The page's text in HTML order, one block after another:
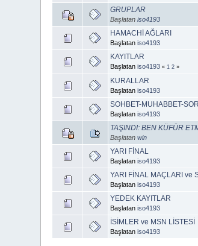
GRUPLAR
Başlataniso4193
HAMACHİ AĞLARI
Başlataniso4193
KAYITLAR
Başlataniso4193 « 1 2 »
KURALLAR
Başlataniso4193
SOHBET-MUHABBET-
Başlataniso4193
TAŞINDI: BEN KÜFÜR
Başlatanwin
YARI FİNAL
Başlataniso4193
YARI FİNAL MAÇLARI ve
Başlataniso4193
YEDEK KAYITLAR
Başlataniso4193
İSİMLER ve MSN LİSTESİ
Başlataniso4193